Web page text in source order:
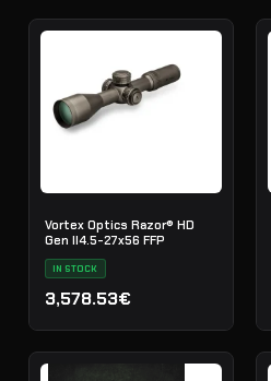
Vortex Optics Razor® HD
Gen II4.5-27x56 FFP
IN STOCK
3,578.53€